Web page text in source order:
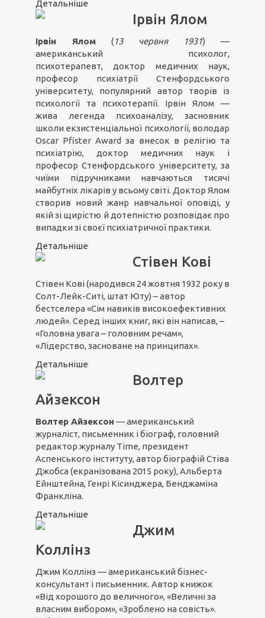
Детальніше
Ірвін Ялом
Ірвін Ялом (13 червня 1931) —
американський психолог,
психотерапевт, доктор медичних наук,
професор психіатрії Стенфордського
університету, популярний автор творів із
психології та психотерапії. Ірвін Ялом —
жива легенда психоаналізу, засновник
школи екзистенціальної психології, володар
Oscar Pfister Award за внесок в релігію та
психіатрію, доктор медичних наук і
професор Стенфордського університету, за
чиїми підручниками навчаються тисячі
майбутніх лікарів у всьому світі. Доктор Ялом
створив новий жанр навчальної оповіді, у
якій зі щирістю й дотепністю розповідає про
випадки зі своєї психіатричної практики.
Детальніше
Стівен Кові
Стівен Кові (народився 24 жовтня 1932 року в
Солт-Лейк-Ситі, штат Юту) – автор
бестселера «Сім навиків високоефективних
людей». Серед інших книг, які він написав, –
«Головна увага – головним речам»,
«Лідерство, засноване на принципах».
Детальніше
Волтер
Айзексон
Волтер Айзексон — американський
журналіст, письменник і біограф, головний
редактор журналу Time, президент
Аспенського інституту, автор біографій Стіва
Джобса (екранізована 2015 року), Альберта
Ейнштейна, Генрі Кісинджера, Бенджаміна
Франкліна.
Детальніше
Джим
Коллінз
Джим Коллінз — американський бізнес-
консультант і письменник. Автор книжок
«Від хорошого до величного», «Величні за
власним вибором», «Зроблено на совість».